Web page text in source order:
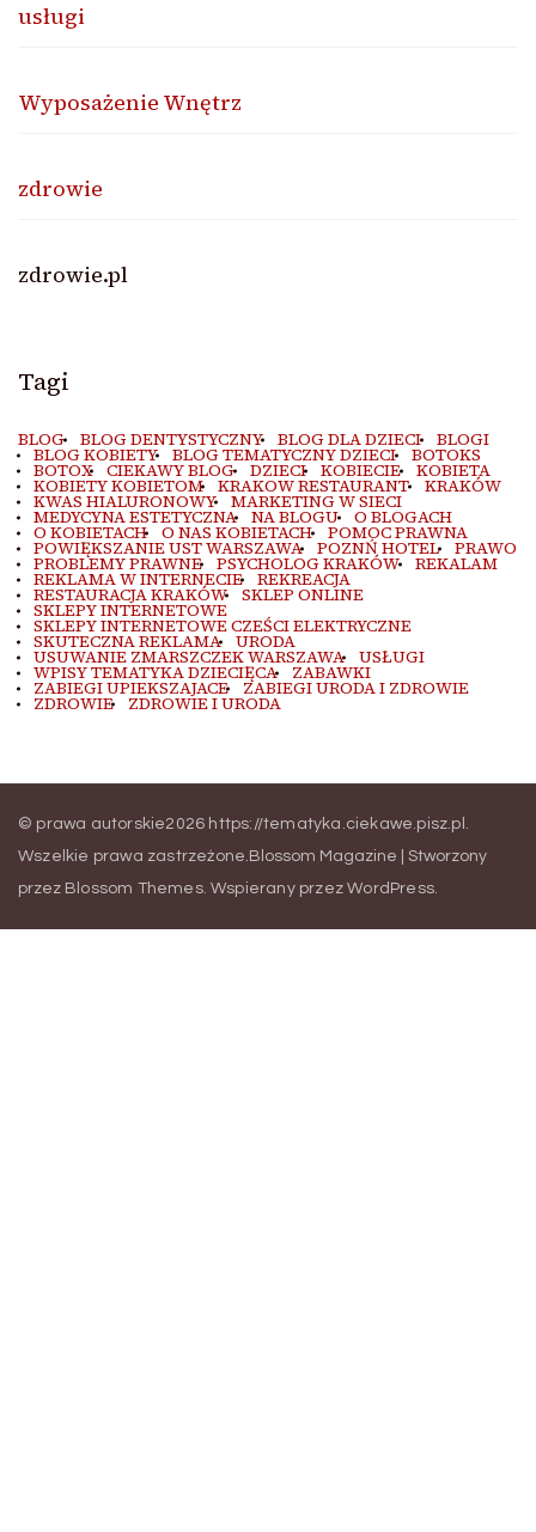
usługi
Wyposażenie Wnętrz
zdrowie
zdrowie.pl
Tagi
BLOG BLOG DENTYSTYCZNY BLOG DLA DZIECI BLOGI
BLOG KOBIETY BLOG TEMATYCZNY DZIECI BOTOKS
BOTOX CIEKAWY BLOG DZIECI KOBIECIE KOBIETA
KOBIETY KOBIETOM KRAKOW RESTAURANT KRAKÓW
KWAS HIALURONOWY MARKETING W SIECI
MEDYCYNA ESTETYCZNA NA BLOGU O BLOGACH
O KOBIETACH O NAS KOBIETACH POMOC PRAWNA
POWIĘKSZANIE UST WARSZAWA POZNŃ HOTEL PRAWO
PROBLEMY PRAWNE PSYCHOLOG KRAKÓW REKALAM
REKLAMA W INTERNECIE REKREACJA
RESTAURACJA KRAKÓW SKLEP ONLINE
SKLEPY INTERNETOWE
SKLEPY INTERNETOWE CZEŚCI ELEKTRYCZNE
SKUTECZNA REKLAMA URODA
USUWANIE ZMARSZCZEK WARSZAWA USŁUGI
WPISY TEMATYKA DZIECIĘCA ZABAWKI
ZABIEGI UPIEKSZAJACE ZABIEGI URODA I ZDROWIE
ZDROWIE ZDROWIE I URODA
© prawa autorskie2026 https://tematyka.ciekawe.pisz.pl .
Wszelkie prawa zastrzeżone. Blossom Magazine | Stworzony
przez Blossom Themes. Wspierany przezWordPress.